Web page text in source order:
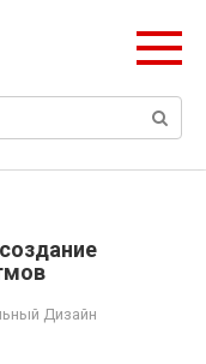
Дизайн